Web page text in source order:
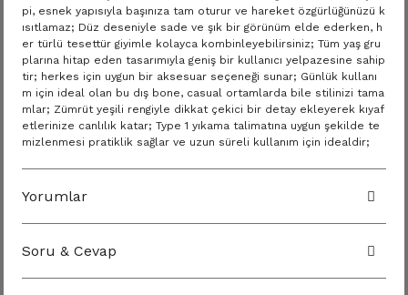
pi, esnek yapısıyla başınıza tam oturur ve hareket özgürlüğünüzü k
ısıtlamaz; Düz deseniyle sade ve şık bir görünüm elde ederken, h
er türlü tesettür giyimle kolayca kombinleyebilirsiniz; Tüm yaş gru
plarına hitap eden tasarımıyla geniş bir kullanıcı yelpazesine sahip
tir; herkes için uygun bir aksesuar seçeneği sunar; Günlük kullanı
m için ideal olan bu dış bone, casual ortamlarda bile stilinizi tama
mlar; Zümrüt yeşili rengiyle dikkat çekici bir detay ekleyerek kıyaf
etlerinize canlılık katar; Type 1 yıkama talimatına uygun şekilde te
mizlenmesi pratiklik sağlar ve uzun süreli kullanım için idealdir;
Yorumlar
Soru & Cevap